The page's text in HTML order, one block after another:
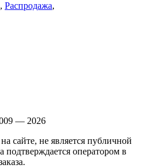
, Распродажа,
— 2026
сайте, не является публичной
оператором в